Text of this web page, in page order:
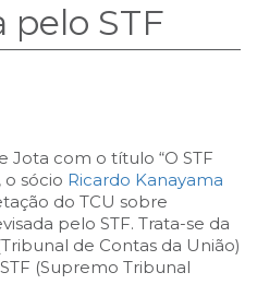
pelo STF
Jota com o título “O STF
o sócio Ricardo Kanayama
do TCU sobre
pelo STF. Trata-se da
de Contas da União)
(Supremo Tribunal